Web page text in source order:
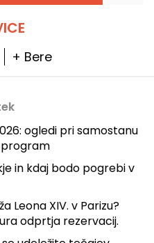
+ Bere
ogledi pri samostanu
program
in kdaj bodo pogrebi v
Leona XIV. v Parizu?
odprtja rezervacij.